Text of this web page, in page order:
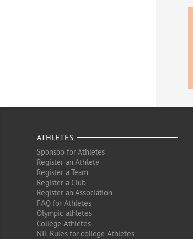
ATHLETES
Sponsoo for Athletes
Register an Athlete
Register a Team
Register a Club
Register an Association
FAQ for Athletes
Olympic athletes
College Athletes
NIL Rules for college Athletes